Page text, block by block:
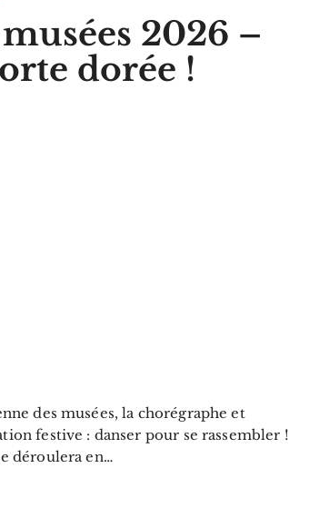
2026 –
dorée !
des musées, la chorégraphe et
festive : danser pour se rassembler !
déroulera en…